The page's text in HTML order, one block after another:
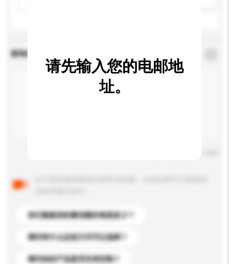
查询内容
你们能提供的最优惠价格是多少？
请问有什么运送方式可以选择？
请问你的产品是否支持定制？
请先输入您的电邮地
址。